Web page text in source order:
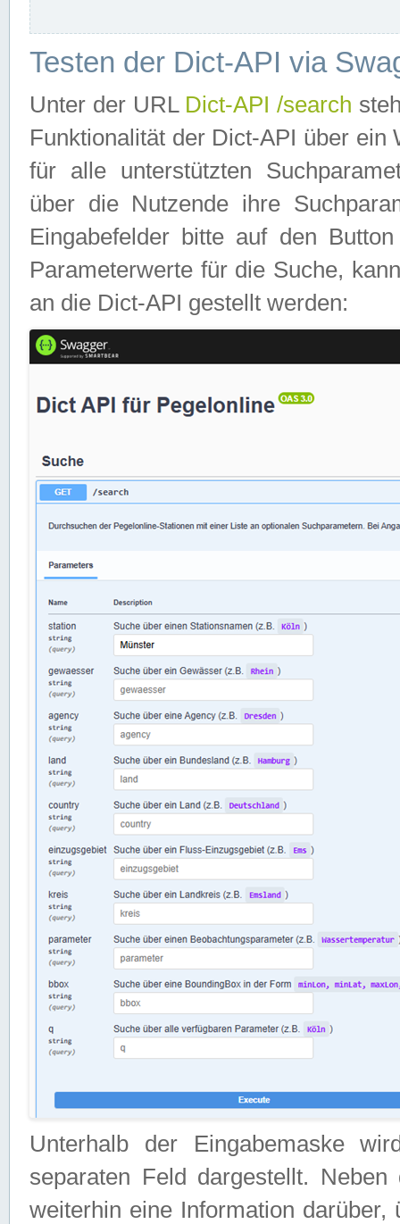
Testen der Dict-API via
Unter der URL Dict-API /search
Funktionalität der Dict-API über
für alle unterstützten
über die Nutzende ihre
Eingabefelder bitte auf den
Parameterwerte für die Suche,
an die Dict-API gestellt werden:
Unterhalb der Eingabemaske
separaten Feld dargestellt.
weiterhin eine Information